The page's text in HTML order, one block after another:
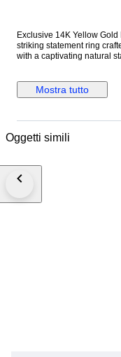
Exclusive 14K Yellow Gold
striking statement ring
with a captivating natural
adding refined contrast
weight and presence on the hand. Metal: 14K Yellow
stones - Star Sapphire: 9.5 mm
DHL Express Worldwide,
Mostra tutto
Oggetti simili